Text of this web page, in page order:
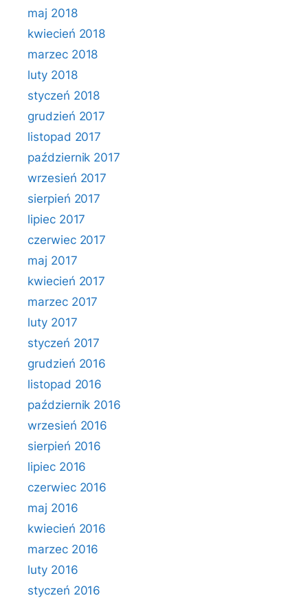
maj 2018
kwiecień 2018
marzec 2018
luty 2018
styczeń 2018
grudzień 2017
listopad 2017
październik 2017
wrzesień 2017
sierpień 2017
lipiec 2017
czerwiec 2017
maj 2017
kwiecień 2017
marzec 2017
luty 2017
styczeń 2017
grudzień 2016
listopad 2016
październik 2016
wrzesień 2016
sierpień 2016
lipiec 2016
czerwiec 2016
maj 2016
kwiecień 2016
marzec 2016
luty 2016
styczeń 2016